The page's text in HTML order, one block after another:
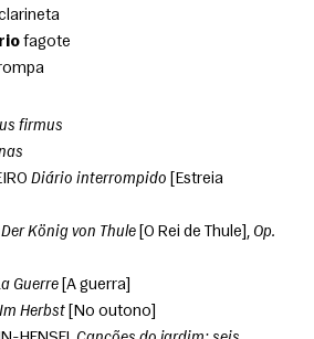
fagote
firmus
Diário interrompido [Estreia
Der König von Thule [O Rei de Thule], Op.
Guerre [A guerra]
Im Herbst [No outono]